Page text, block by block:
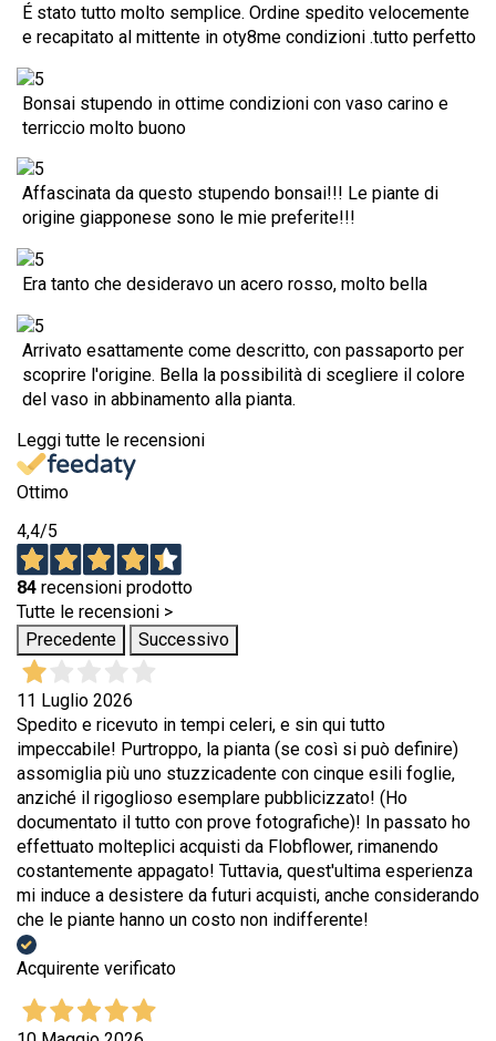
É stato tutto molto semplice. Ordine spedito velocemente
e recapitato al mittente in oty8me condizioni .tutto perfetto
Bonsai stupendo in ottime condizioni con vaso carino e
terriccio molto buono
Affascinata da questo stupendo bonsai!!! Le piante di
origine giapponese sono le mie preferite!!!
Era tanto che desideravo un acero rosso, molto bella
Arrivato esattamente come descritto, con passaporto per
scoprire l'origine. Bella la possibilità di scegliere il colore
del vaso in abbinamento alla pianta.
Leggi tutte le recensioni
Ottimo
4,4/5
84 recensioni prodotto
Tutte le recensioni >
Precedente
Successivo
11 Luglio 2026
Spedito e ricevuto in tempi celeri, e sin qui tutto
impeccabile! Purtroppo, la pianta (se così si può definire)
assomiglia più uno stuzzicadente con cinque esili foglie,
anziché il rigoglioso esemplare pubblicizzato! (Ho
documentato il tutto con prove fotografiche)! In passato ho
effettuato molteplici acquisti da Flobflower, rimanendo
costantemente appagato! Tuttavia, quest'ultima esperienza
mi induce a desistere da futuri acquisti, anche considerando
che le piante hanno un costo non indifferente!
Acquirente verificato